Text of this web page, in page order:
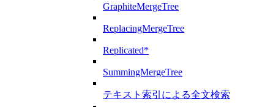
GraphiteMergeTree
ReplacingMergeTree
Replicated*
SummingMergeTree
テキスト索引による全文検索